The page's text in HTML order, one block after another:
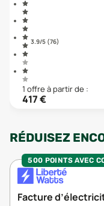
3.9/5 (76)
1 offre à partir de :
417€
RÉDUISEZ
500 POINTS AVEC
Facture